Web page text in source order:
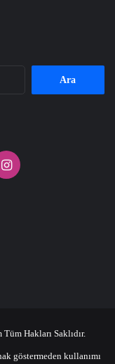
Instagram
Hakları Saklıdır.
göstermeden kullanımı